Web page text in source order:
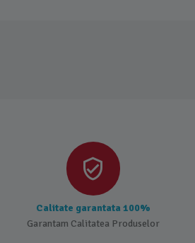
Calitate garantata 100%
Garantam Calitatea Produselor